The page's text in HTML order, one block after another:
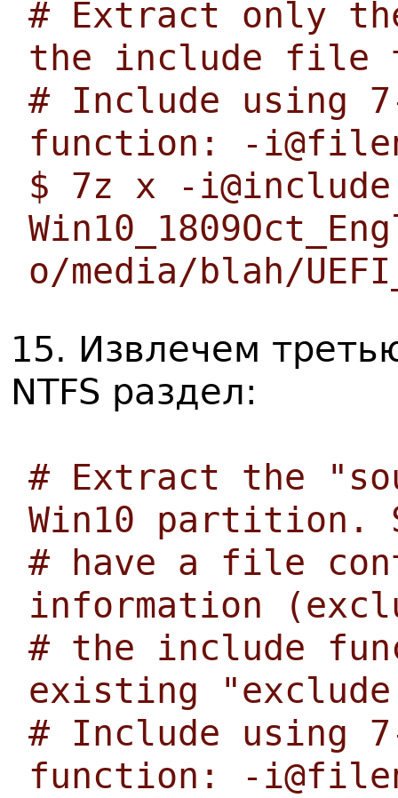
# Extract only
the include file
# Include using
function: -
$ 7z x -
o/media/blah/
15. Извлечем
NTFS раздел:
# Extract the
Win10 partition.
# have a file
information
# the include
existing
# Include using
function: -